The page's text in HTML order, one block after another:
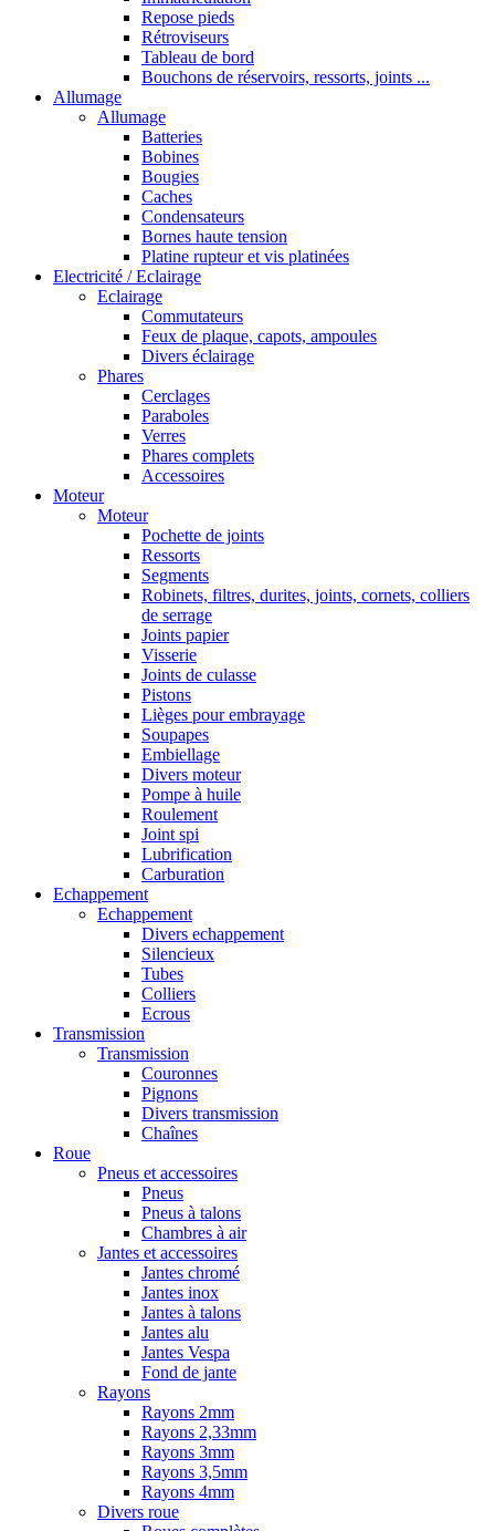
Repose pieds
Rétroviseurs
Tableau de bord
Bouchons de réservoirs, ressorts, joints ...
Allumage
Allumage
Batteries
Bobines
Bougies
Caches
Condensateurs
Bornes haute tension
Platine rupteur et vis platinées
Electricité / Eclairage
Eclairage
Commutateurs
Feux de plaque, capots, ampoules
Divers éclairage
Phares
Cerclages
Paraboles
Verres
Phares complets
Accessoires
Moteur
Moteur
Pochette de joints
Ressorts
Segments
Robinets, filtres, durites, joints, cornets, colliers
de serrage
Joints papier
Visserie
Joints de culasse
Pistons
Lièges pour embrayage
Soupapes
Embiellage
Divers moteur
Pompe à huile
Roulement
Joint spi
Lubrification
Carburation
Echappement
Echappement
Divers echappement
Silencieux
Tubes
Colliers
Ecrous
Transmission
Transmission
Couronnes
Pignons
Divers transmission
Chaînes
Roue
Pneus et accessoires
Pneus
Pneus à talons
Chambres à air
Jantes et accessoires
Jantes chromé
Jantes inox
Jantes à talons
Jantes alu
Jantes Vespa
Fond de jante
Rayons
Rayons 2mm
Rayons 2,33mm
Rayons 3mm
Rayons 3,5mm
Rayons 4mm
Divers roue